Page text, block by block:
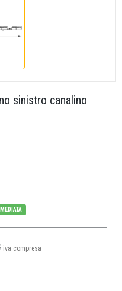
sinistro canalino
iva compresa